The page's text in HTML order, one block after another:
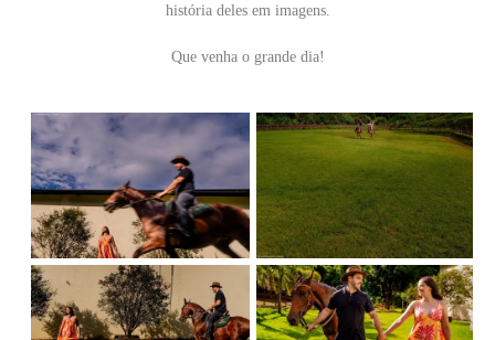
história deles em imagens.
Que venha o grande dia!